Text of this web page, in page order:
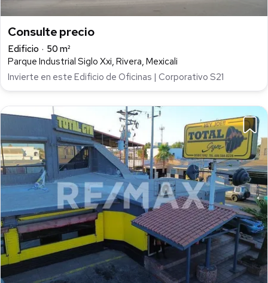
Consulte precio
Edificio
50 m²
Parque Industrial Siglo Xxi, Rivera, Mexicali
Invierte en este Edificio de Oficinas | Corporativo S21